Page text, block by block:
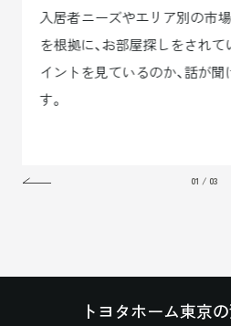
入居者ニーズやエリア別の市
を根拠に、お部屋探しをされ
イントを見ているのか、話が
す。
01 / 03
トヨタホーム東京